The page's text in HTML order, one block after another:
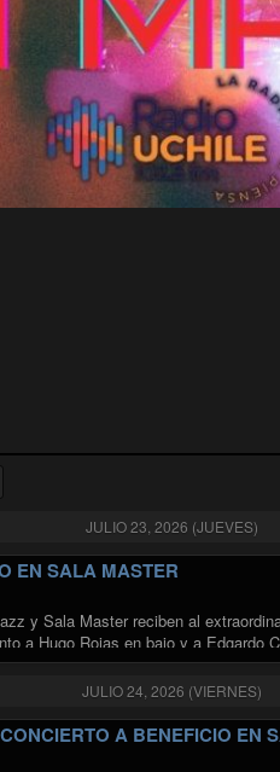
JULIO 23, 2026 (JUEVES)
EN SALA MASTER
y Sala Master reciben al
a Hugo Rojas en bajo y a Edgardo
JULIO 24, 2026 (VIERNES)
A BENEFICIO EN